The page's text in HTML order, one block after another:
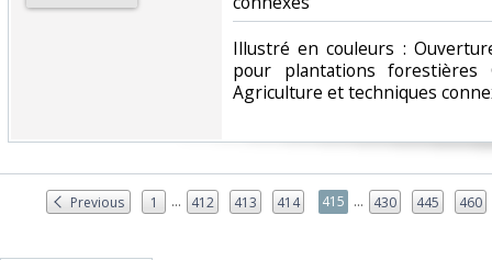
‎Illustré en couleurs :
pour plantations forestières
Agriculture et techniques
Previous 1 ... 412 413 414 415 ... 430 445 460